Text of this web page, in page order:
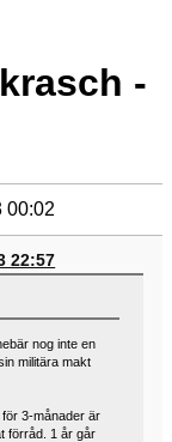
-
00:02
22:57
nog inte en
militära makt
3-månader är
förråd. 1 år går